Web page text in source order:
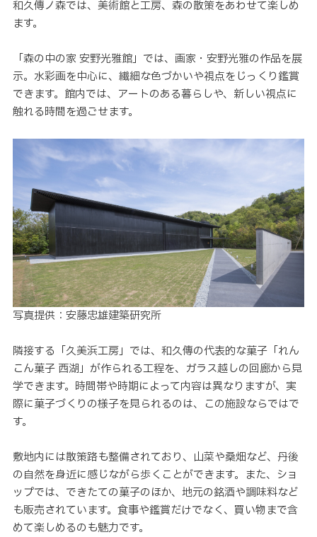
和久傳ノ森では、美術館と工房、森の散策をあわせて楽しめ
ます。
「森の中の家 安野光雅館」では、画家・安野光雅の作品を展
示。水彩画を中心に、繊細な色づかいや視点をじっくり鑑賞
できます。館内では、アートのある暮らしや、新しい視点に
触れる時間を過ごせます。
写真提供：安藤忠雄建築研究所
隣接する「久美浜工房」では、和久傳の代表的な菓子「れん
こん菓子 西湖」が作られる工程を、ガラス越しの回廊から見
学できます。時間帯や時期によって内容は異なりますが、実
際に菓子づくりの様子を見られるのは、この施設ならではで
す。
敷地内には散策路も整備されており、山菜や桑畑など、丹後
の自然を身近に感じながら歩くことができます。また、ショ
ップでは、できたての菓子のほか、地元の銘酒や調味料など
も販売されています。食事や鑑賞だけでなく、買い物まで含
めて楽しめるのも魅力です。